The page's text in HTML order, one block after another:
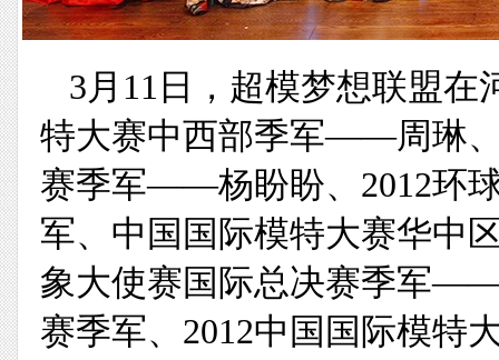
3月11日，超模梦想联盟在
特大赛中西部季军——周琳
赛季军——杨盼盼、2012环
军、中国国际模特大赛华中
象大使赛国际总决赛季军
赛季军、2012中国国际模